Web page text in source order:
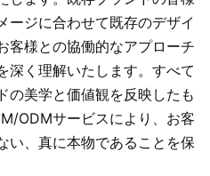
ージに合わせて既存のデザイ
客様との協働的なアプローチ
深く理解いたします。すべて
の美学と価値観を反映したも
ODMサービスにより、お客
い、真に本物であることを保